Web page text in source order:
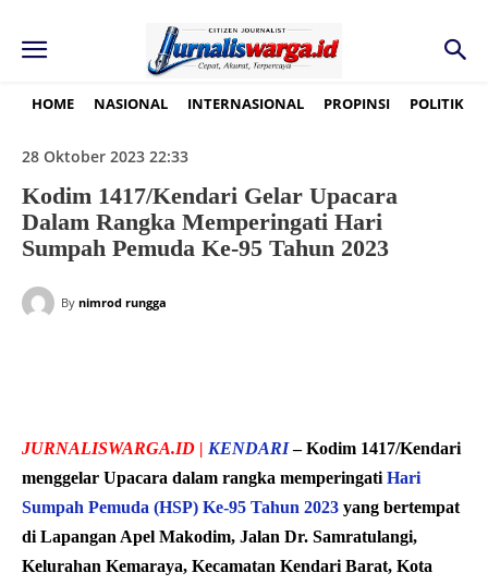
HOME NASIONAL INTERNASIONAL PROPINSI POLITIK
28 Oktober 2023 22:33
Kodim 1417/Kendari Gelar Upacara
Dalam Rangka Memperingati Hari
Sumpah Pemuda Ke-95 Tahun 2023
By nimrod rungga
JURNALISWARGA.ID | KENDARI– Kodim 1417/Kendari
menggelar Upacara dalam rangka memperingati Hari
Sumpah Pemuda (HSP) Ke-95 Tahun 2023 yang bertempat
di Lapangan Apel Makodim, Jalan Dr. Samratulangi,
Kelurahan Kemaraya, Kecamatan Kendari Barat, Kota